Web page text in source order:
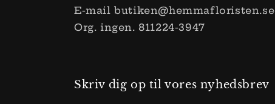
E-mail butiken@hemmafloristen.se
Org. ingen. 811224-3947
Skriv dig op til vores nyhedsbrev